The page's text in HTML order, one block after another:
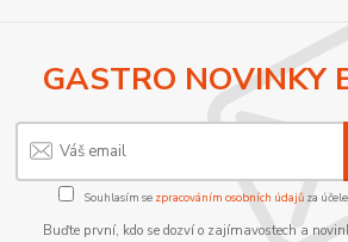
GASTRO NOVINKY
Souhlasím se zpracováním osobních údajůza
Buďte první, kdo se dozví o zajímavostech a